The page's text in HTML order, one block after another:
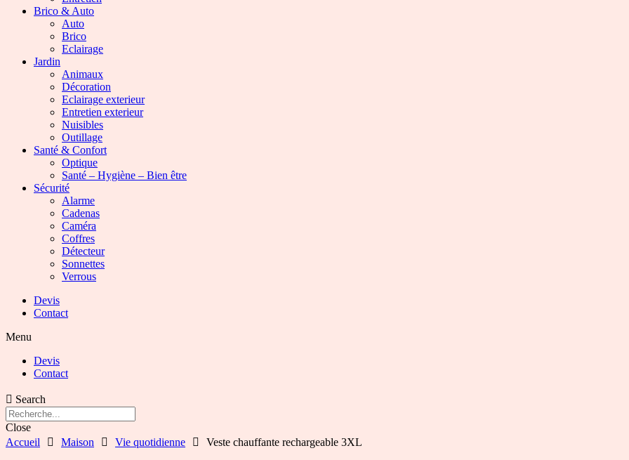
Brico & Auto
Auto
Brico
Eclairage
Jardin
Animaux
Décoration
Eclairage exterieur
Entretien exterieur
Nuisibles
Outillage
Santé & Confort
Optique
Santé – Hygiène – Bien être
Sécurité
Alarme
Cadenas
Caméra
Coffres
Détecteur
Sonnettes
Verrous
Devis
Contact
Menu
Devis
Contact
Search
Close
Accueil
Maison Vie quotidienne Veste chauffante rechargeable 3XL